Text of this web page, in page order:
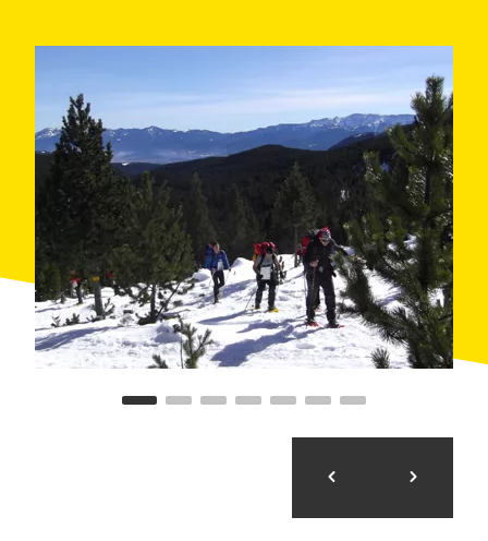
some sticks and come along for one of the night-time
routes, head up the championship slopes for the best
views or take the delightful trails through Moixeró,
Organyàor Urgellet. You can also complement your
hike with body-awareness and relaxation workshops.
Olympics for a day
At the
Parc Olímpic del Segre
you can feel like an
athlete for the day. There's a very tempting offer
available for sports fans out there, particularly water
sports: rafting, open-kayaking, hydrospeed,
canoeing... If you're with children or seniors, take the
more peaceful route on one of the ecofriendly boats.
Beyond the ones we know so well (thyme, lavender,
Museu de les Trementinaires